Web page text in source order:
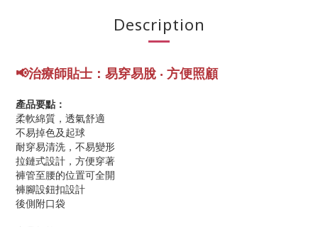
Description
📢治療師貼士 ： 易穿易脫 ‧ 方便照顧
產品要點：
柔軟綿質，透氣舒適
不易掉色及起球
耐穿易清洗，不易變形
拉鏈式設計，方便穿著
褲管至腰的位置可全開
褲腳設鈕扣設計
後側附口袋